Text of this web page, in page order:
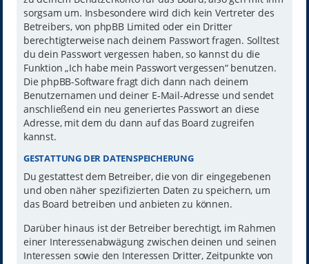
sorgsam um. Insbesondere wird dich kein Vertreter des
Betreibers, von phpBB Limited oder ein Dritter
berechtigterweise nach deinem Passwort fragen. Solltest
du dein Passwort vergessen haben, so kannst du die
Funktion „Ich habe mein Passwort vergessen“ benutzen.
Die phpBB-Software fragt dich dann nach deinem
Benutzernamen und deiner E-Mail-Adresse und sendet
anschließend ein neu generiertes Passwort an diese
Adresse, mit dem du dann auf das Board zugreifen
kannst.
GESTATTUNG DER DATENSPEICHERUNG
Du gestattest dem Betreiber, die von dir eingegebenen
und oben näher spezifizierten Daten zu speichern, um
das Board betreiben und anbieten zu können.
Darüber hinaus ist der Betreiber berechtigt, im Rahmen
einer Interessenabwägung zwischen deinen und seinen
Interessen sowie den Interessen Dritter, Zeitpunkte von